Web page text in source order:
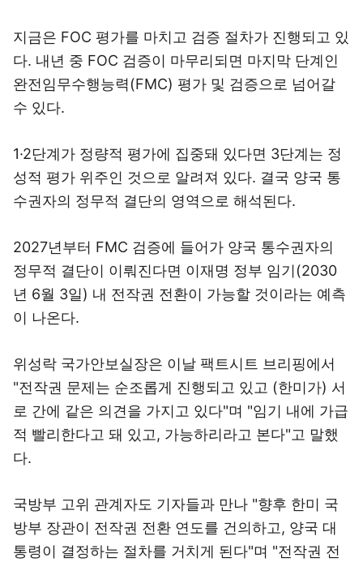
지금은 FOC 평가를 마치고 검증 절차가 진행되고 있
다. 내년 중 FOC 검증이 마무리되면 마지막 단계인
완전임무수행능력(FMC) 평가 및 검증으로 넘어갈
수 있다.
1·2단계가 정량적 평가에 집중돼 있다면 3단계는 정
성적 평가 위주인 것으로 알려져 있다. 결국 양국 통
수권자의 정무적 결단의 영역으로 해석된다.
2027년부터 FMC 검증에 들어가 양국 통수권자의
정무적 결단이 이뤄진다면 이재명 정부 임기(2030
년 6월 3일) 내 전작권 전환이 가능할 것이라는 예측
이 나온다.
위성락 국가안보실장은 이날 팩트시트 브리핑에서
"전작권 문제는 순조롭게 진행되고 있고 (한미가) 서
로 간에 같은 의견을 가지고 있다"며 "임기 내에 가급
적 빨리한다고 돼 있고, 가능하리라고 본다"고 말했
다.
국방부 고위 관계자도 기자들과 만나 "향후 한미 국
방부 장관이 전작권 전환 연도를 건의하고, 양국 대
통령이 결정하는 절차를 거치게 된다"며 "전작권 전